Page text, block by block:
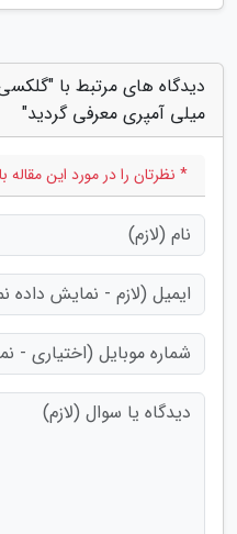
میلی آمپری معرفی گردید"
* نظرتان را در مورد این مقاله